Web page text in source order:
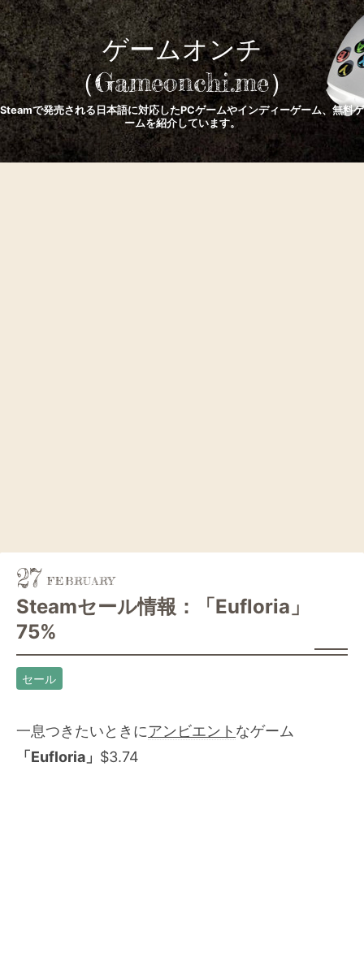
ゲームオンチ
（Gameonchi.me）
Steamで発売される日本語に対応したPCゲームやインディーゲーム、無料ゲ
ームを紹介しています。
27
Steamセール情報：「Eufloria」
75%
セール
一息つきたいときにアンビエント なゲーム
「Eufloria」 $3.74